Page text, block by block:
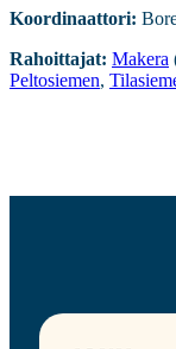
Koordinaattori:
Rahoittajat: Makera
Peltosiemen,